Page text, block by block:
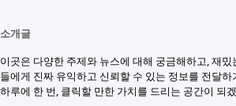
소개글
이곳은 다양한 주제와 뉴스에 대해 궁금해하고, 재
들에게 진짜 유익하고 신뢰할 수 있는 정보를 전달
하루에 한 번, 클릭할 만한 가치를 드리는 공간이 되